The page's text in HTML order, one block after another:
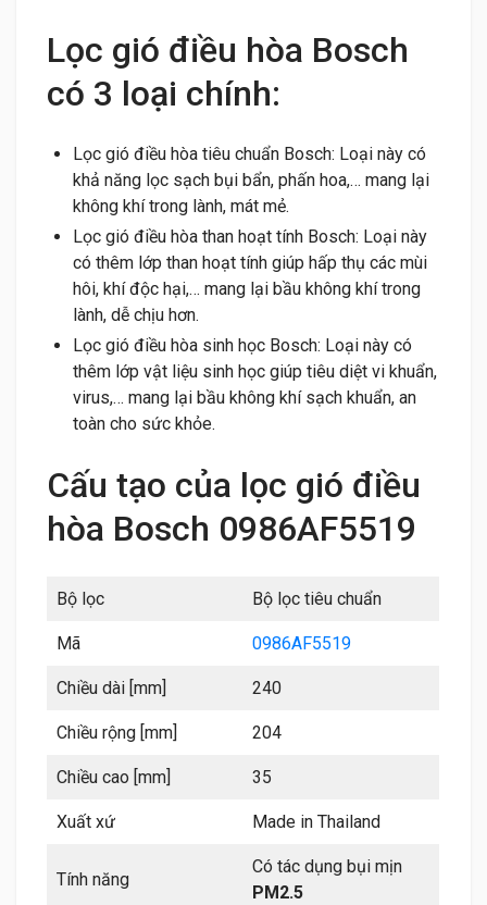
Lọc gió điều hòa Bosch
có 3 loại chính:
Lọc gió điều hòa tiêu chuẩn Bosch: Loại này có
khả năng lọc sạch bụi bẩn, phấn hoa,… mang lại
không khí trong lành, mát mẻ.
Lọc gió điều hòa than hoạt tính Bosch: Loại này
có thêm lớp than hoạt tính giúp hấp thụ các mùi
hôi, khí độc hại,… mang lại bầu không khí trong
lành, dễ chịu hơn.
Lọc gió điều hòa sinh học Bosch: Loại này có
thêm lớp vật liệu sinh học giúp tiêu diệt vi khuẩn,
virus,… mang lại bầu không khí sạch khuẩn, an
toàn cho sức khỏe.
Cấu tạo của lọc gió điều
hòa Bosch 0986AF5519
Bộ lọc Bộ lọc tiêu chuẩn
Mã 0986AF5519
Chiều dài [mm] 240
Chiều rộng [mm] 204
Chiều cao [mm] 35
Xuất xứ Made in Thailand
Tính năng
Có tác dụng bụi mịn
PM2.5